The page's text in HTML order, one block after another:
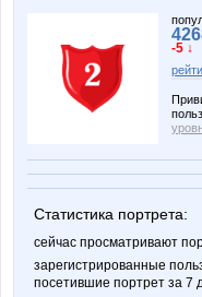
-5 ↓
Статистика портрета:
сейчас просматривают
зарегистрированные
посетившие портрет за 7